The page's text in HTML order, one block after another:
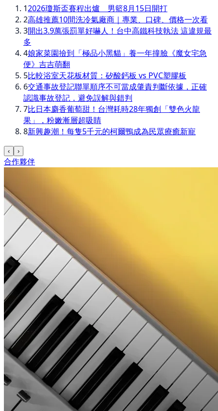
12026瓊斯盃賽程出爐 男籃8月15日開打
2高雄推薦10間洗冷氣廠商｜專業、口碑、價格一次看
3開出3.9萬張罰單好嚇人！台中高鐵科技執法 這違規最
多
4娘家菜園撿到「極品小黑貓」養一年撞臉《魔女宅急
便》吉吉萌翻
5比較浴室天花板材質：矽酸鈣板 vs PVC塑膠板
6交通事故登記聯單順序不可當成肇責判斷依據，正確
認識事故登記，避免誤解與錯判
7比日本麝香葡萄甜！台灣耗時28年獨創「雙色火龍
果」，粉嫩漸層超吸睛
8新興趣潮！每隻5千元的柯爾鴨成為民眾療癒新寵
‹ ›
合作夥伴